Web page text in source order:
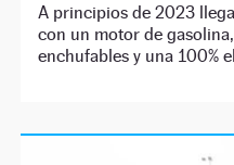
A principios de 2023
con un motor de
enchufables y una 100%